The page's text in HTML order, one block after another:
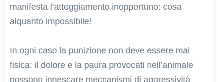
manifesta l’atteggiamento inopportuno: cosa
alquanto impossibile!
In ogni caso la punizione non deve essere mai
fisica: il dolore e la paura provocati nell’animale
possono innescare meccanismi di aggressività